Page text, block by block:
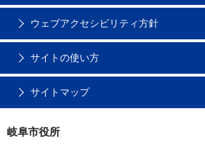
ウェブアクセシビリティ方針
サイトの使い方
サイトマップ
岐阜市役所